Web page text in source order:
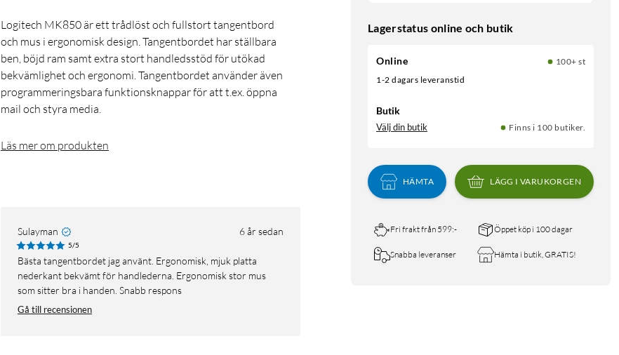
Lagerstatus online och butik
Online
100+ st
1-2 dagars leveranstid
Butik
Välj din butik Finns i 100 butiker.
HÄMTA LÄGG I VARUKORGEN
Fri frakt från 599:- Öppet köp i 100 dagar
Snabba leveranser Hämta i butik, GRATIS!
Logitech MK850 är ett trådlöst och fullstort tangentbord
och mus i ergonomisk design. Tangentbordet har ställbara
ben, böjd ram samt extra stort handledsstöd för utökad
bekvämlighet och ergonomi. Tangentbordet använder även
programmeringsbara funktionsknappar för att t.ex. öppna
mail och styra media.
Läs mer om produkten
Sulayman 6 år sedan
5/5
Bästa tangentbordet jag använt. Ergonomisk, mjuk platta
nederkant bekvämt för handlederna. Ergonomisk stor mus
som sitter bra i handen. Snabb respons
Gå till recensionen